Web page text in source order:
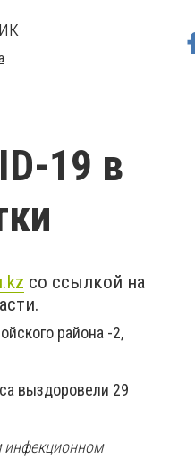
19 в
со ссылкой на
района -2,
выздоровели 29
инфекционном